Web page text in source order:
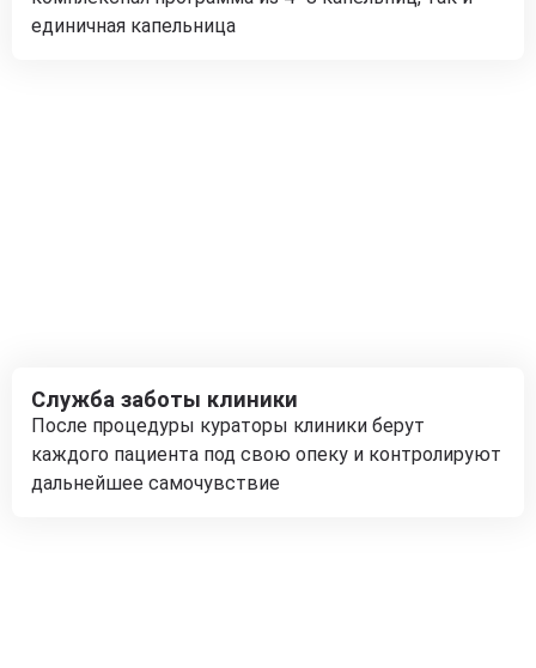
единичная капельница
Служба заботы клиники
После процедуры кураторы клиники берут
каждого пациента под свою опеку и контролируют
дальнейшее самочувствие